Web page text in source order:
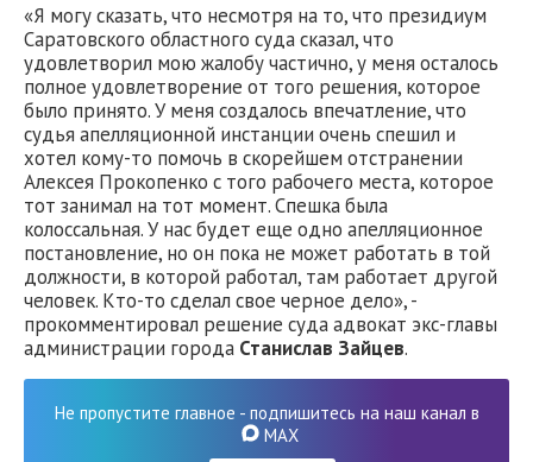
«Я могу сказать, что несмотря на то, что президиум
Саратовского областного суда сказал, что
удовлетворил мою жалобу частично, у меня осталось
полное удовлетворение от того решения, которое
было принято. У меня создалось впечатление, что
судья апелляционной инстанции очень спешил и
хотел кому-то помочь в скорейшем отстранении
Алексея Прокопенко с того рабочего места, которое
тот занимал на тот момент. Спешка была
колоссальная. У нас будет еще одно апелляционное
постановление, но он пока не может работать в той
должности, в которой работал, там работает другой
человек. Кто-то сделал свое черное дело», -
прокомментировал решение суда адвокат экс-главы
администрации города Станислав Зайцев.
Не пропустите главное - подпишитесь на наш канал в
MAX